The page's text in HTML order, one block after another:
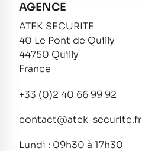
AGENCE
ATEK SECURITE
40 Le Pont de Quilly
44750 Quilly
France
+33 (0)2 40 66 99 92
contact@atek-securite.fr
Lundi : 09h30 à 17h30